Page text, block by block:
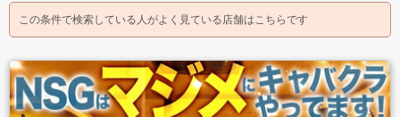
この条件で検索している人がよく見ている店舗はこちらです